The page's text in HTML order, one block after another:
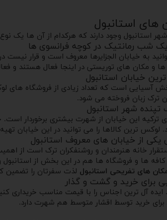
های استانبول
استانبول وجود دارند که هرکدام از آن ها یک
یک شب رمانتیک در کوچه فرانسوی ها
به خیابان الجزایرها معروف است و قرار نیست
های توریستی در اینجا فعال هستند و فعالیت خود را به
خیابان استانبول
آسیایی است که تعداد زیادی از فروشگاه های
ترک زبان فروخته می شود.
تپنده شهر استانبول
ترکیه این خیابان از شهرت بیشتری برخوردار است.
لوکس ترین کالاها را می توانید در این خیابان
یکی از خیابان های معروف استانبول
خانه هنرمندان و روشنفکران ترک است از
کافه ها و فروشگاه ها هم در این بخش از استانبول
های تفریحی استانبول لذت سفرتان را تضمین
برای خرید و گشت و گذار
ایده آل ترین اجناس را با قیمت مناسب خریداری
خرید توسط اقشار متوسط هم شهرت دارد.